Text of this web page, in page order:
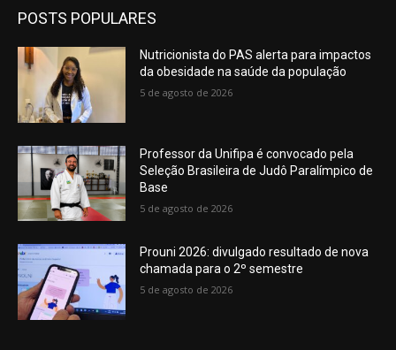
POSTS POPULARES
Nutricionista do PAS alerta para impactos
da obesidade na saúde da população
5 de agosto de 2026
Professor da Unifipa é convocado pela
Seleção Brasileira de Judô Paralímpico de
Base
5 de agosto de 2026
Prouni 2026: divulgado resultado de nova
chamada para o 2º semestre
5 de agosto de 2026